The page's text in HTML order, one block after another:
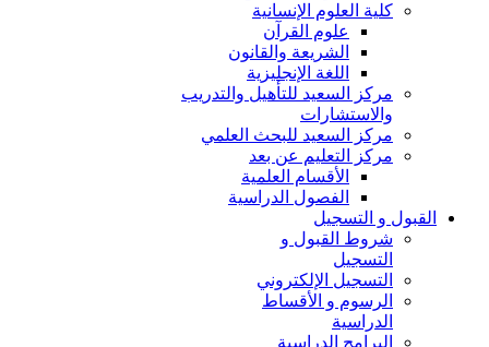
كلية العلوم الإنسانية
علوم القرآن
الشريعة والقانون
اللغة الإنجليزية
مركز السعيد للتأهيل والتدريب
والاستشارات
مركز السعيد للبحث العلمي
مركز التعليم عن بعد
الأقسام العلمية
الفصول الدراسية
القبول و التسجيل
شروط القبول و
التسجيل
التسجيل الإلكتروني
الرسوم و الأقساط
الدراسية
البرامج الدراسية